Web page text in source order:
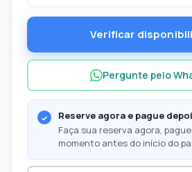
Verificar
Pergunte pelo
Reserve agora e pague
Faça sua reserva agora,
momento antes do início do